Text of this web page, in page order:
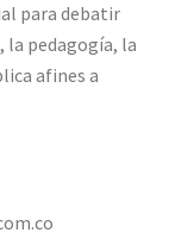
para debatir
la pedagogía, la
afines a